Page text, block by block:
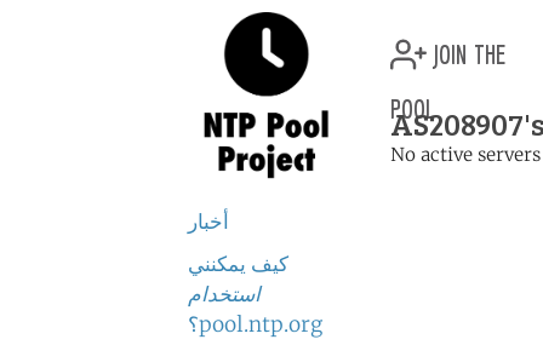
أخبار
كيف يمكنني
استخدام
pool.ntp.org؟
join the
pool
No active servers